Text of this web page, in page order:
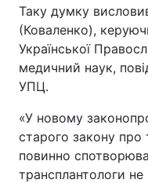
Таку думку
(Коваленко),
Української
медичний наук,
УПЦ.
«У новому
старого закону про
повинно
трансплантологи